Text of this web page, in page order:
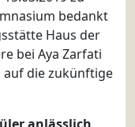
bedankt
Haus der
bei Aya Zarfati
auf die zukünftige